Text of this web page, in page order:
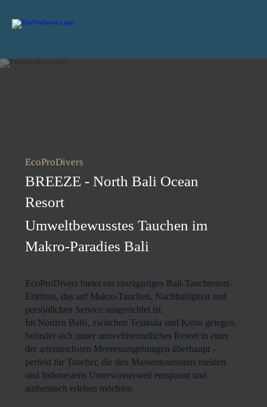
EcoProDivers
BREEZE - North Bali Ocean
Resort
Umweltbewusstes Tauchen im
Makro-Paradies Bali
EcoProDivers bietet ein einzigartiges Bali-Tauchresort-
Erlebnis, das auf Makro-Tauchen, Nachhaltigkeit und
persönlichen Service ausgerichtet ist.
Im Norden Balis, zwischen Tejakula und Kubu gelegen,
befindet sich unser umweltfreundliches Resort in einer
der artenreichsten Meeresumgebungen überhaupt –
perfekt für Taucher, die den Massentourismus meiden
und Indonesiens Unterwasserwelt entspannt und
authentisch erleben möchten.